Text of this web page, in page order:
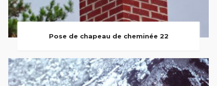
Pose de chapeau de cheminée 22